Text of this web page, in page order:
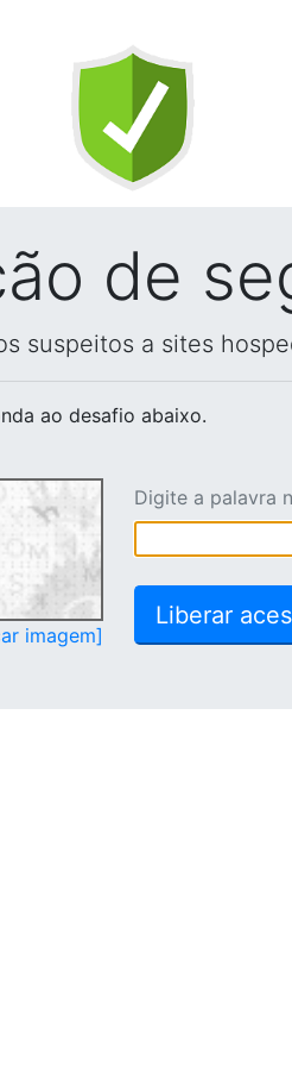
de
suspeitos a sites
ao desafio abaixo.
imagem]
Digite a palavra